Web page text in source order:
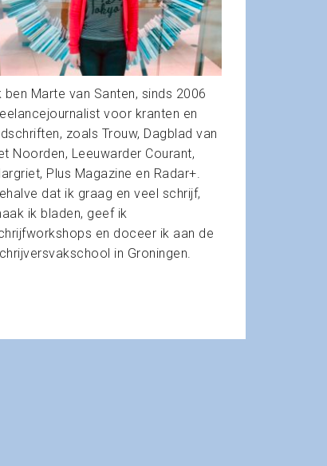
ben Marte van Santen, sinds 2006
voor kranten en
zoals Trouw, Dagblad van
Noorden, Leeuwarder Courant,
Plus Magazine en Radar+.
dat ik graag en veel schrijf,
ik bladen, geef ik
en doceer ik aan de
in Groningen.